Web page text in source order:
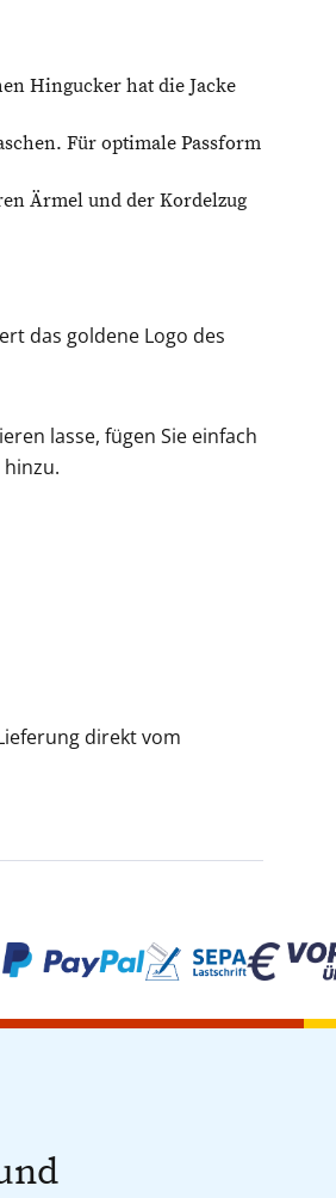
Hingucker hat die Jacke
Für optimale Passform
Ärmel und der Kordelzug
das goldene Logo des
lasse, fügen Sie einfach
direkt vom